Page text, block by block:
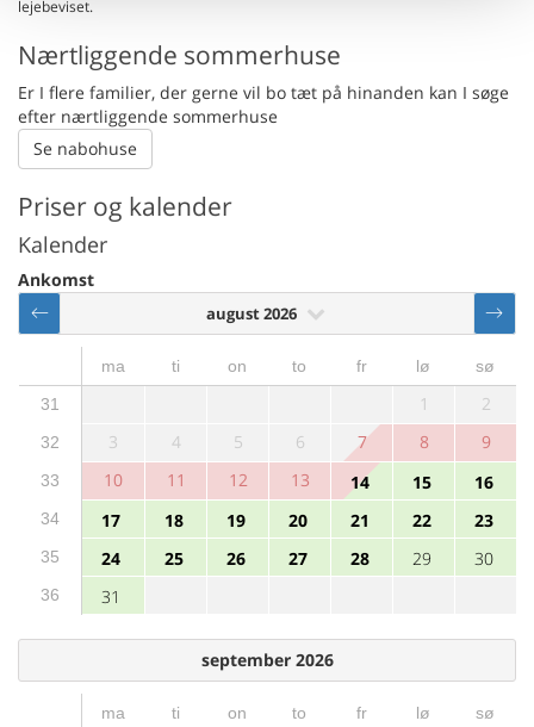
lejebeviset.
Nærtliggende sommerhuse
Er I flere familier, der gerne vil bo tæt på hinanden kan I søge
efter nærtliggende sommerhuse
Se nabohuse
Priser og kalender
Kalender
Ankomst
august 2026
ma ti on to fr lø
sø
31
1 2
32 3 4 5 6 7 8 9
33 10 11 12 13 14 15 16
34 17 18 19 20 21 22 23
35 24 25 26 27 28 29 30
36 31
september 2026
ma ti on to fr lø
sø